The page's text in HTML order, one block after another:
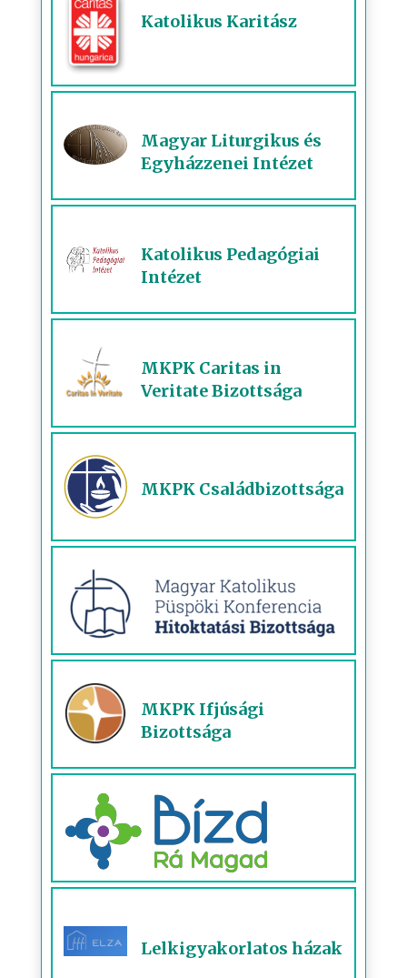
Katolikus Karitász
Magyar Liturgikus és
Egyházzenei Intézet
Katolikus Pedagógiai
Intézet
MKPK Caritas in
Veritate Bizottsága
MKPK Családbizottsága
MKPK Ifjúsági
Bizottsága
Lelkigyakorlatos házak